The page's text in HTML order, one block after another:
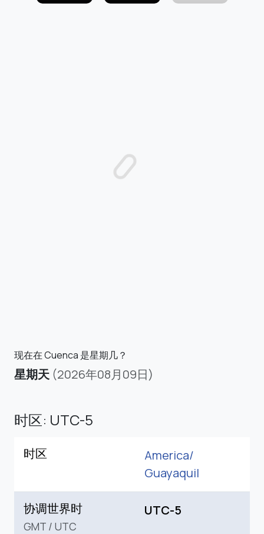
现在在 Cuenca 是星期几？
星期天 (2026年08月09日)
时区: UTC-5
时区
America/
Guayaquil
协调世界时
GMT / UTC
UTC-5